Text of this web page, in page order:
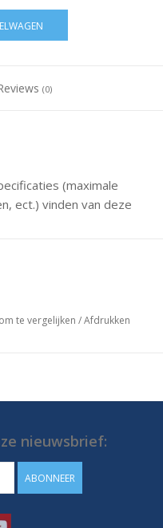
(0)
(maximale
ect.) vinden van deze
contact met ons
te vergelijken /Afdrukken
nieuwsbrief:
ABONNEER